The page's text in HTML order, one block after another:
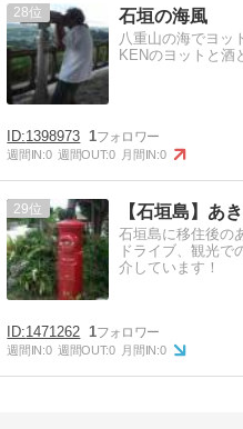
28 石垣の海風
八重山の海でヨ
KENのヨットと酒
1398973 1
週間IN:0 週間OUT:0 月間IN:0
29 【石垣島】あ
石垣島に移住後の
ドライブ、観光で
介しています！
1471262 1
週間IN:0 週間OUT:0 月間IN:0